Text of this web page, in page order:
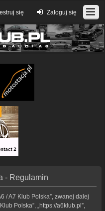
Zaloguj się
się
- Regulamin
/ A7 Klub Polska”, zwanej dalej
Polska”, „https://a6klub.pl”,